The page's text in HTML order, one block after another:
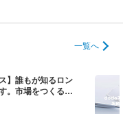
一覧へ
】誰もが知るロン
。市場をつくる提